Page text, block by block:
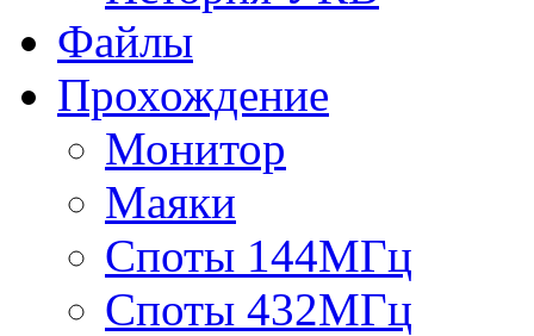
Файлы
Прохождение
Монитор
Маяки
Споты 144МГц
Споты 432МГц